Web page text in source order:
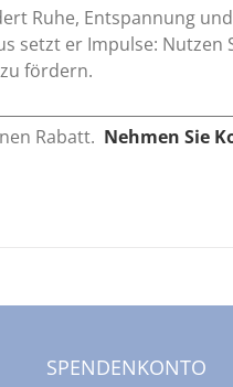
Ruhe, Entspannung
setzt er Impulse: Nutzen
fördern.
Rabatt. Nehmen Sie
SPENDENKONTO